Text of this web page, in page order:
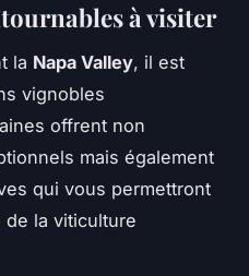
à visiter
la Napa Valley, il est
vignobles
offrent non
mais également
qui vous permettront
la viticulture